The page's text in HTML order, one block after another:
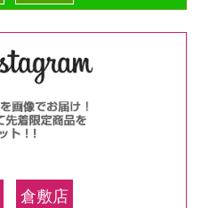
倉敷店